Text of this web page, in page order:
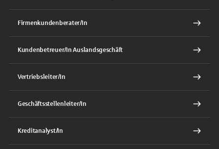
Firmenkundenberater/In
Kundenbetreuer/In Auslandsgeschäft
Vertriebsleiter/In
Geschäftsstellenleiter/In
Kreditanalyst/In